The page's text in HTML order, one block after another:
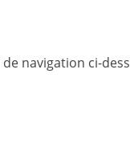
navigation ci-